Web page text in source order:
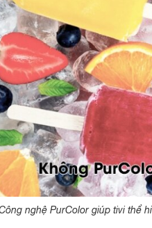
nghệ PurColor giúp tivi thể